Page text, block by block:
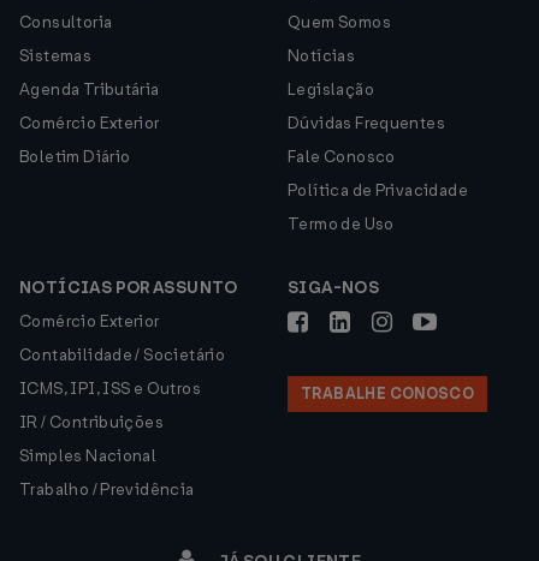
Consultoria
Sistemas
Agenda Tributária
Comércio Exterior
Boletim Diário
Quem Somos
Notícias
Legislação
Dúvidas Frequentes
Fale Conosco
Política de Privacidade
Termo de Uso
NOTÍCIAS POR ASSUNTO
Comércio Exterior
Contabilidade / Societário
ICMS, IPI, ISS e Outros
IR / Contribuições
Simples Nacional
Trabalho / Previdência
SIGA-NOS
TRABALHE CONOSCO